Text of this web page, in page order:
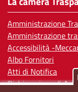
Amministrazione
Amministrazione
Accessibilità -
Albo Fornitori
Atti di Notifica
Dichiarazione di